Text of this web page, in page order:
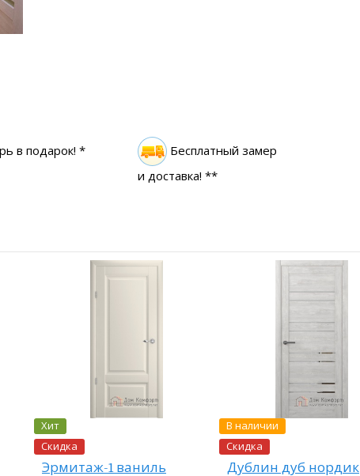
в подарок! *
Бесплатный замер
и доставка! **
Хит
Скидка
Эрмитаж-1 ваниль
В наличии
Скидка
Дублин дуб нордик